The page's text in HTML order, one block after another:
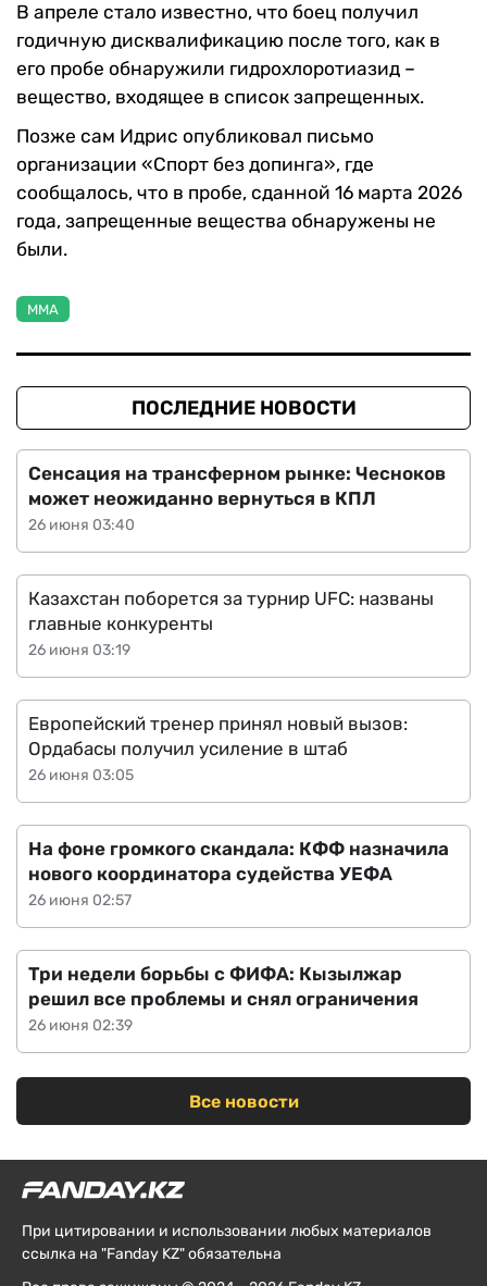
В апреле стало известно, что боец получил
годичную дисквалификацию после того, как в
его пробе обнаружили гидрохлоротиазид –
вещество, входящее в список запрещенных.
Позже сам Идрис опубликовал письмо
организации «Спорт без допинга», где
сообщалось, что в пробе, сданной 16 марта 2026
года, запрещенные вещества обнаружены не
были.
MMA
ПОСЛЕДНИЕ НОВОСТИ
26 июня 03:40
Сенсация на трансферном рынке: Чесноков
может неожиданно вернуться в КПЛ
26 июня 03:19
Казахстан поборется за турнир UFC: названы
главные конкуренты
26 июня 03:05
Европейский тренер принял новый вызов:
Ордабасы получил усиление в штаб
26 июня 02:57
На фоне громкого скандала: КФФ назначила
нового координатора судейства УЕФА
26 июня 02:39
Три недели борьбы с ФИФА: Кызылжар
решил все проблемы и снял ограничения
Все новости
При цитировании и использовании любых материалов
ссылка на "Fanday KZ" обязательна